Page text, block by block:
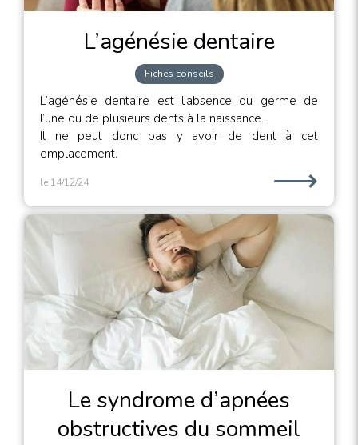
L’agénésie dentaire
Fiches conseils
L’agénésie dentaire est l’absence du germe de
l’une ou de plusieurs dents à la naissance.
Il ne peut donc pas y avoir de dent à cet
emplacement.
le 14/12/24 ⟶
Le syndrome d’apnées
obstructives du sommeil